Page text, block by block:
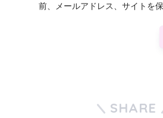
前、メールアドレス、サイトを保
SHARE